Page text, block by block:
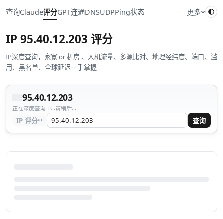
查询Claude评分GPT连通DNSUDPPing状态 更多
IP 95.40.12.203 评分
IP深度查询，家宽 or 机房 、人机流量、多源比对、地理经纬度、端口、滥
用、黑名单、全球延迟一手掌握
95.40.12.203
正在深度查询中...请稍后...
IP 评分·· 查询